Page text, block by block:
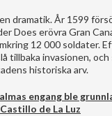
dramatik. År 1599
Does erövra Gran
12 000 soldater.
tillbaka invasionen,
historiska arv.
engang ble
de La Luz